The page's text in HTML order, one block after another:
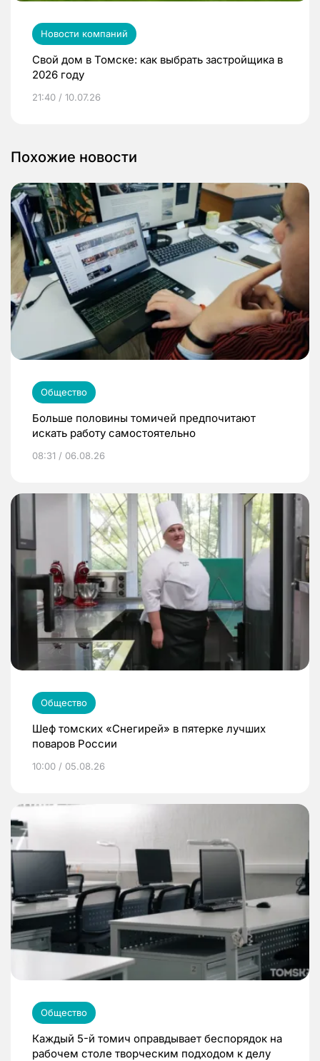
Новости компаний
Свой дом в Томске: как выбрать застройщика в
2026 году
21:40 / 10.07.26
Похожие новости
Общество
Больше половины томичей предпочитают
искать работу самостоятельно
08:31 / 06.08.26
Общество
Шеф томских «Снегирей» в пятерке лучших
поваров России
10:00 / 05.08.26
Общество
Каждый 5-й томич оправдывает беспорядок на
рабочем столе творческим подходом к делу